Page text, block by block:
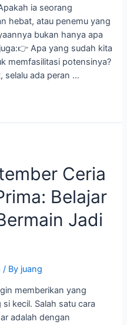
ia seorang
hebat, atau penemu yang
bukan hanya apa
Apa yang sudah kita
memfasilitasi potensinya?
selalu ada peran …
Ceria
Belajar
Jadi
/ By juang
memberikan yang
kecil. Salah satu cara
adalah dengan